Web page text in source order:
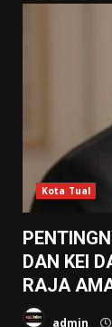
Kota Tual
DAN KEI
RAJA
admin